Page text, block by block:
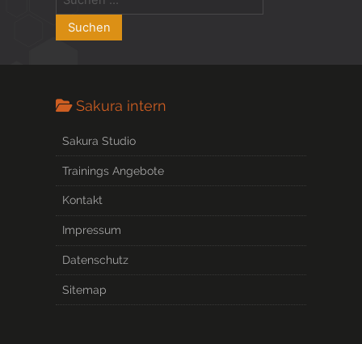
Sakura intern
Sakura Studio
Trainings Angebote
Kontakt
Impressum
Datenschutz
Sitemap